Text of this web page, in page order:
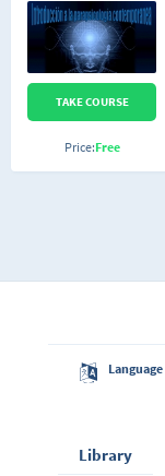
TAKE COURSE
Price:Free
Language
Library